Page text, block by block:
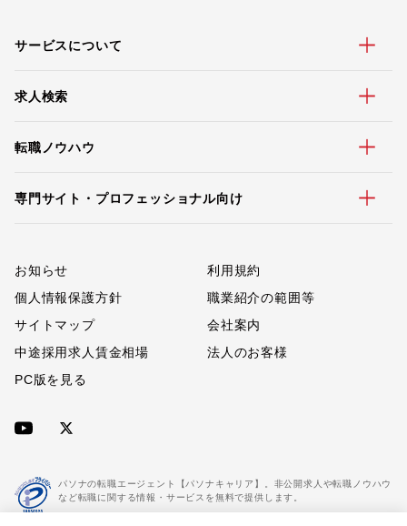
サービスについて
求人検索
転職ノウハウ
専門サイト・プロフェッショナル向け
お知らせ
利用規約
個人情報保護方針
職業紹介の範囲等
サイトマップ
会社案内
中途採用求人賃金相場
法人のお客様
PC版を見る
パソナの転職エージェント【パソナキャリア】。非公開求人や転職ノウハウ
など転職に関する情報・サービスを無料で提供します。